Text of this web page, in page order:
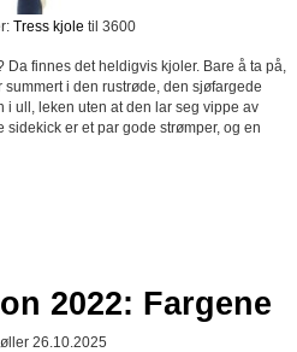
Tress kjole til 3600
Da finnes det heldigvis kjoler. Bare å ta på,
i den rustrøde, den sjøfargede
ull, leken uten at den lar seg vippe av
er et par gode strømper, og en
2022: Fargene
26.10.2025